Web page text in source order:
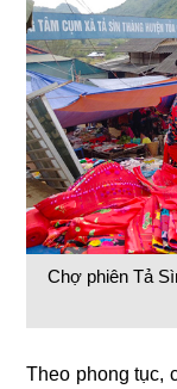
Chợ phiên Tả
Theo phong tục,